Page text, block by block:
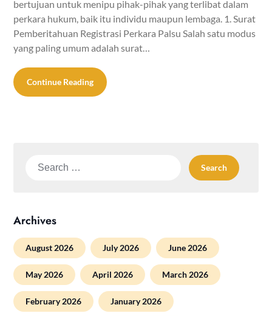
bertujuan untuk menipu pihak-pihak yang terlibat dalam
perkara hukum, baik itu individu maupun lembaga. 1. Surat
Pemberitahuan Registrasi Perkara Palsu Salah satu modus
yang paling umum adalah surat…
Continue Reading
Search
Archives
August 2026 July 2026 June 2026
May 2026 April 2026 March 2026
February 2026 January 2026